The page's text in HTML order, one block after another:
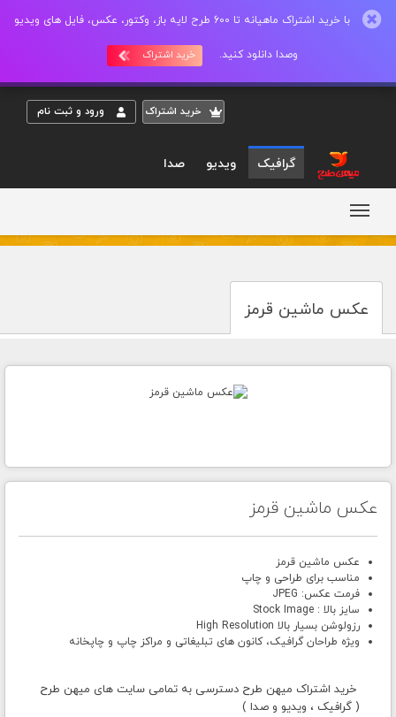
با خرید اشتراک ماهیانه تا 600 طرح لایه باز، وکتور، عکس، فایل های ویدیو
وصدا دانلود کنید. خرید اشتراک
خريد اشتراک ورود و ثبت نام
گرافیک ویدیو صدا
عکس ماشین قرمز
عکس ماشین قرمز
عکس ماشین قرمز
مناسب برای طراحی و چاپ
فرمت عکس: JPEG
سایز بالا : Stock Image
رزولوشن بسیار بالا High Resolution
ویژه طراحان گرافیک، کانون های تبلیغاتی و مراکز چاپ و چاپخانه
خرید اشتراک میهن طرح دسترسی به تمامی سایت های میهن طرح
( گرافیک ، ویدیو و صدا )